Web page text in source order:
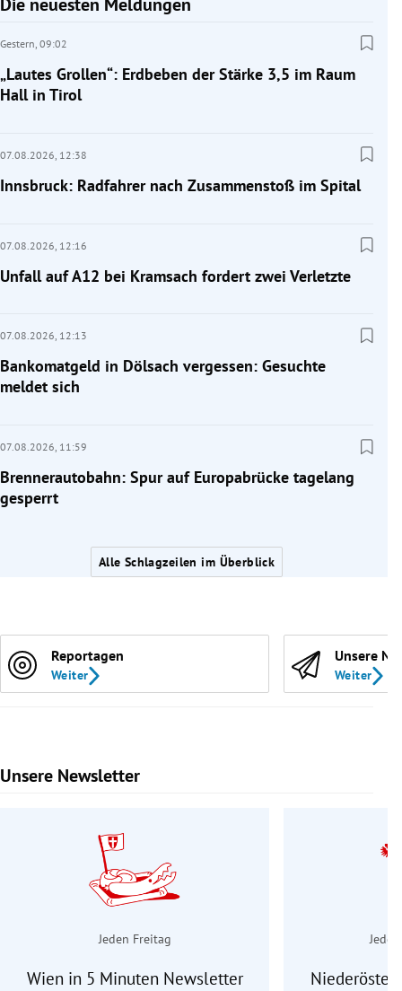
Gestern, 09:02
„Lautes Grollen“: Erdbeben der Stärke 3,5 im Raum
Hall in Tirol
07.08.2026, 12:38
Innsbruck: Radfahrer nach Zusammenstoß im Spital
07.08.2026, 12:16
Unfall auf A12 bei Kramsach fordert zwei Verletzte
07.08.2026, 12:13
Bankomatgeld in Dölsach vergessen: Gesuchte
meldet sich
07.08.2026, 11:59
Brennerautobahn: Spur auf Europabrücke tagelang
gesperrt
Alle Schlagzeilen im Überblick
Reportagen
Weiter
Unsere
Weiter
Unsere Newsletter
Slide 1 von 9
Jeden Freitag
Wien in 5 Minuten Newsletter